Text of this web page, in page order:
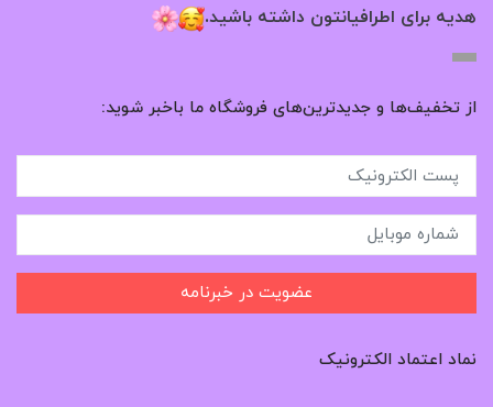
هدیه برای اطرافیانتون داشته باشید.
از تخفیف‌ها و جدیدترین‌های فروشگاه ما باخبر شوید:
عضویت در خبرنامه
نماد اعتماد الکترونیک